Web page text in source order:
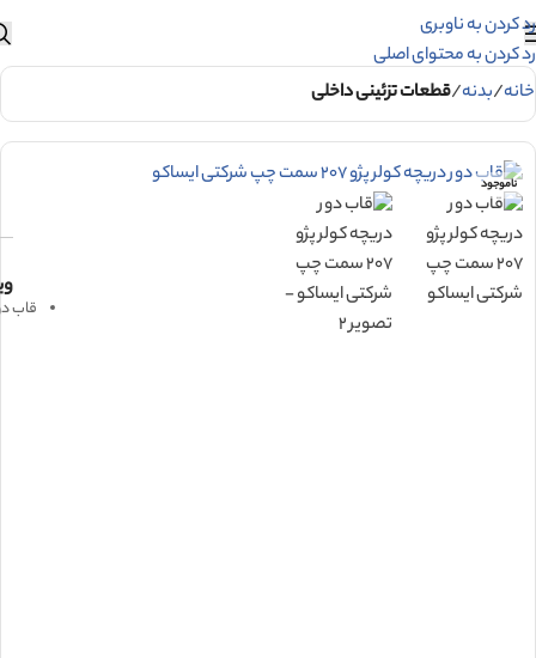
رد کردن به ناوبری
رد کردن به محتوای اصلی
خانه بدنه قطعات تزئینی داخلی
ناموجود
قاب دور